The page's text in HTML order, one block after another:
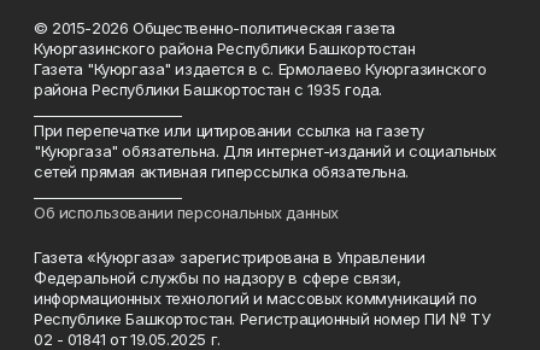
© 2015-2026 Общественно-политическая газета
Куюргазинского района Республики Башкортостан
Газета "Куюргаза" издается в с. Ермолаево Куюргазинского
района Республики Башкортостан с 1935 года.
При перепечатке или цитировании ссылка на газету
"Куюргаза" обязательна. Для интернет-изданий и социальных
сетей прямая активная гиперссылка обязательна.
Об использовании персональных данных
Газета «Куюргаза» зарегистрирована в Управлении
Федеральной службы по надзору в сфере связи,
информационных технологий и массовых коммуникаций по
Республике Башкортостан. Регистрационный номер ПИ № ТУ
02 - 01841 от 19.05.2025 г.